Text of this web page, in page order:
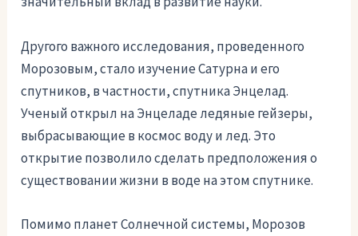
Другого важного исследования, проведенного
Морозовым, стало изучение Сатурна и его
спутников, в частности, спутника Энцелад.
Ученый открыл на Энцеладе ледяные гейзеры,
выбрасывающие в космос воду и лед. Это
открытие позволило сделать предположения о
существовании жизни в воде на этом спутнике.
Помимо планет Солнечной системы, Морозов